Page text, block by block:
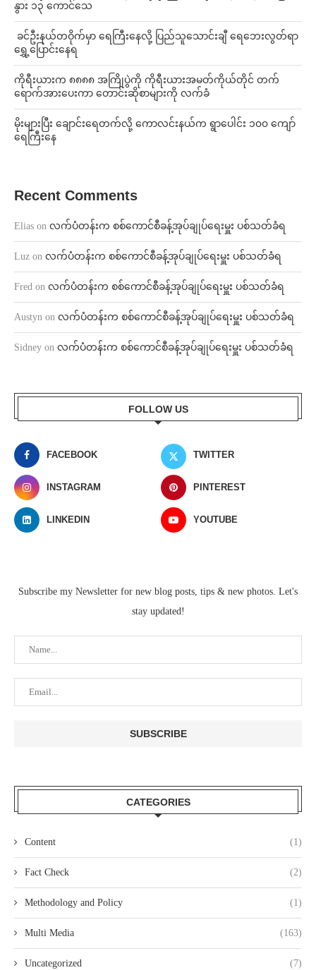
နွား ၁၃ ကောင်သေ
⁩ ⁨ခင်ဦးနယ်တဝိုက်မှာ ရေကြီးနေလို့ ပြည်သူသောင်းချီ ရေဘေးလွတ်ရာ
ရွှေ့ပြောင်းနေရ
ကိုရီးယားက ၈၈၈၈ အကြိုပွဲကို ကိုရီးယားအမတ်ကိုယ်တိုင် တက်
ရောက်အားပေးကာ တောင်းဆိုစာများကို လက်ခံ
⁨မိုးများပြီး ချောင်းရေတက်လို့ ကောလင်းနယ်က ရွာပေါင်း ၁၀၀ ကျော်
ရေကြီးနေ
Recent Comments
Elias on လက်ပံတန်းက စစ်ကောင်စီခန့်အုပ်ချုပ်ရေးမှူး ပစ်သတ်ခံရ
Luz on လက်ပံတန်းက စစ်ကောင်စီခန့်အုပ်ချုပ်ရေးမှူး ပစ်သတ်ခံရ
Fred on လက်ပံတန်းက စစ်ကောင်စီခန့်အုပ်ချုပ်ရေးမှူး ပစ်သတ်ခံရ
Austyn on လက်ပံတန်းက စစ်ကောင်စီခန့်အုပ်ချုပ်ရေးမှူး ပစ်သတ်ခံရ
Sidney on လက်ပံတန်းက စစ်ကောင်စီခန့်အုပ်ချုပ်ရေးမှူး ပစ်သတ်ခံရ
FOLLOW US
FACEBOOK TWITTER
INSTAGRAM PINTEREST
LINKEDIN YOUTUBE
Subscribe my Newsletter for new blog posts, tips & new photos. Let's
stay updated!
CATEGORIES
Content (1)
Fact Check (2)
Methodology and Policy (1)
Multi Media (163)
Uncategorized (7)